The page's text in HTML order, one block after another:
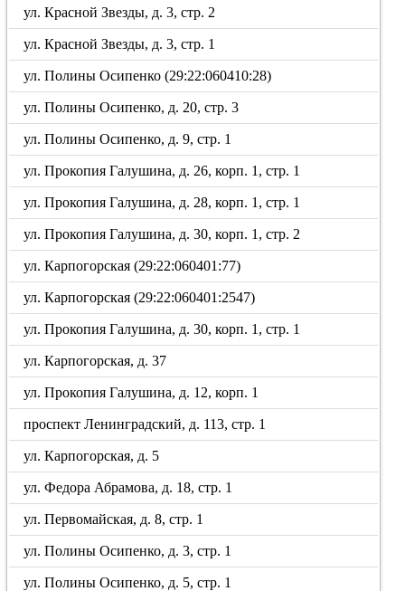
ул. Красной Звезды, д. 3, стр. 2
ул. Красной Звезды, д. 3, стр. 1
ул. Полины Осипенко (29:22:060410:28)
ул. Полины Осипенко, д. 20, стр. 3
ул. Полины Осипенко, д. 9, стр. 1
ул. Прокопия Галушина, д. 26, корп. 1, стр. 1
ул. Прокопия Галушина, д. 28, корп. 1, стр. 1
ул. Прокопия Галушина, д. 30, корп. 1, стр. 2
ул. Карпогорская (29:22:060401:77)
ул. Карпогорская (29:22:060401:2547)
ул. Прокопия Галушина, д. 30, корп. 1, стр. 1
ул. Карпогорская, д. 37
ул. Прокопия Галушина, д. 12, корп. 1
проспект Ленинградский, д. 113, стр. 1
ул. Карпогорская, д. 5
ул. Федора Абрамова, д. 18, стр. 1
ул. Первомайская, д. 8, стр. 1
ул. Полины Осипенко, д. 3, стр. 1
ул. Полины Осипенко, д. 5, стр. 1